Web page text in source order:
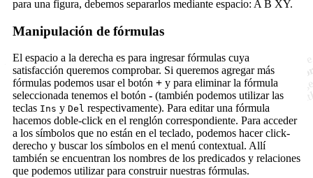
para una figura, debemos separarlos mediante espacio: A B XY.
Manipulación de fórmulas
El espacio a la derecha es para ingresar fórmulas cuya
satisfacción queremos comprobar. Si queremos agregar más
fórmulas podemos usar el botón + y para eliminar la fórmula
seleccionada tenemos el botón - (también podemos utilizar las
teclas Ins y Del respectivamente). Para editar una fórmula
hacemos doble-click en el renglón correspondiente. Para acceder
a los símbolos que no están en el teclado, podemos hacer click-
derecho y buscar los símbolos en el menú contextual. Allí
también se encuentran los nombres de los predicados y relaciones
que podemos utilizar para construir nuestras fórmulas.